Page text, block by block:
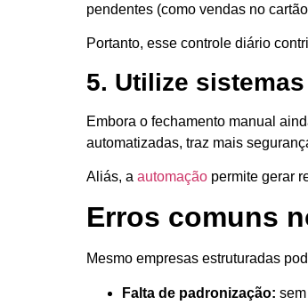
pendentes (como vendas no
Portanto, esse controle diário
5. Utilize
Embora o fechamento manual
automatizadas, traz mais
Aliás, a automação permite gerar
Erros comuns
Mesmo empresas estruturadas
Falta de padronização: